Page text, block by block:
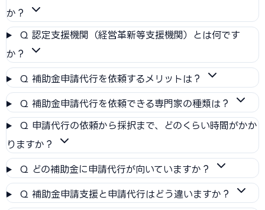
か？
Q 認定支援機関（経営革新等支援機関）とは何です
か？
Q 補助金申請代行を依頼するメリットは？
Q 補助金申請代行を依頼できる専門家の種類は？
Q 申請代行の依頼から採択まで、どのくらい時間がかか
りますか？
Q どの補助金に申請代行が向いていますか？
Q 補助金申請支援と申請代行はどう違いますか？